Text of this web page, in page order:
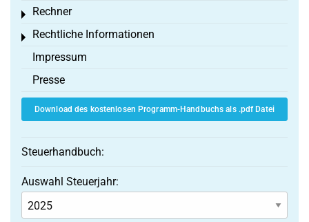
Rechner
Toggle menu
Rechtliche Informationen
Toggle menu
Impressum
Presse
Download des kostenlosen Programm-Handbuchs als .pdf Datei
Steuerhandbuch:
Auswahl Steuerjahr: